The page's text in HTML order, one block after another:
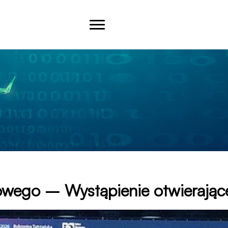
– Wystąpienie